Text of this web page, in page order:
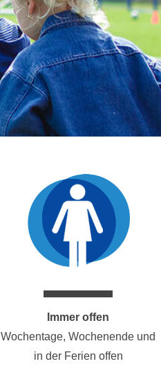
Immer offen
Wochentage, Wochenende und
in der Ferien offen